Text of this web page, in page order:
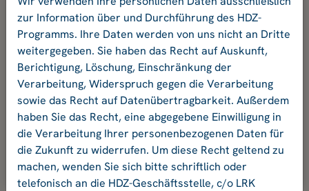
und Ihr Passwort an.
E-Mail-Adresse:
Passwort:
Ok
zur Information über und Durchführung des HDZ-
Programms. Ihre Daten werden von uns nicht an Dritte
weitergegeben. Sie haben das Recht auf Auskunft,
Berichtigung, Löschung, Einschränkung der
Verarbeitung, Widerspruch gegen die Verarbeitung
sowie das Recht auf Datenübertragbarkeit. Außerdem
haben Sie das Recht, eine abgegebene Einwilligung in
die Verarbeitung Ihrer personenbezogenen Daten für
die Zukunft zu widerrufen. Um diese Recht geltend zu
machen, wenden Sie sich bitte schriftlich oder
telefonisch an die HDZ-Geschäftsstelle, c/o LRK